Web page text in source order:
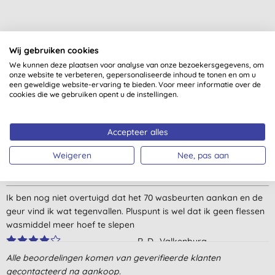
Klantbeoordelingen
van 5 ( 25 beoordelingen
Maken de was nog zachter tijdens het drogen en geven een
subtiele geur af. Gaan heel lang mee.
M. G., Den Haag
Ik ben nog niet overtuigd dat het 70 wasbeurten aankan en de
geur vind ik wat tegenvallen. Pluspunt is wel dat ik geen flessen
wasmiddel meer hoef te slepen
R. D., Valkenburg
27-4-2024
Alle beoordelingen komen van geverifieerde klanten
gecontacteerd na aankoop.
Wij gebruiken cookies
We kunnen deze plaatsen voor analyse van onze bezoekersgegevens, om
onze website te verbeteren, gepersonaliseerde inhoud te tonen en om u
een geweldige website-ervaring te bieden. Voor meer informatie over de
cookies die we gebruiken opent u de instellingen.
Accepteer alles
Weigeren Nee, pas aan